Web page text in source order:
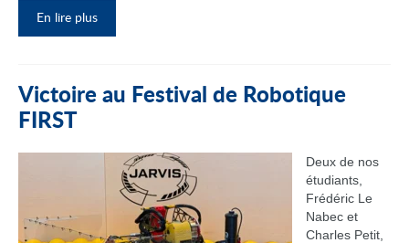
En lire plus
Victoire au Festival de Robotique
FIRST
Deux de nos
étudiants,
Frédéric Le
Nabec et
Charles Petit,